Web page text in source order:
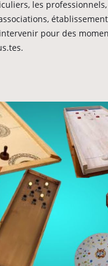
les professionnels,
pour des